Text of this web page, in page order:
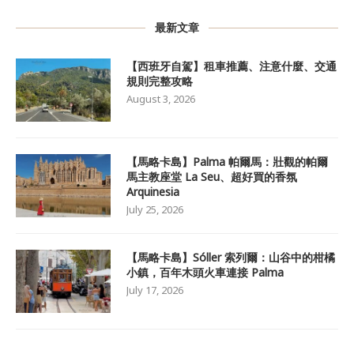
最新文章
【西班牙自駕】租車推薦、注意什麼、交通
規則完整攻略
August 3, 2026
【馬略卡島】Palma 帕爾馬：壯觀的帕爾
馬主教座堂 La Seu、超好買的香氛
Arquinesia
July 25, 2026
【馬略卡島】Sóller 索列爾：山谷中的柑橘
小鎮，百年木頭火車連接 Palma
July 17, 2026